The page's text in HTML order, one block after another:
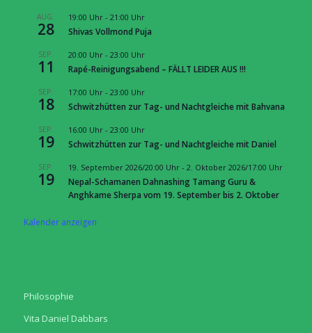
AUG.
28
19:00 Uhr- 21:00 Uhr
Shivas Vollmond Puja
SEP.
11
20:00 Uhr- 23:00 Uhr
Rapé-Reinigungsabend – FÄLLT LEIDER AUS !!!
SEP.
18
17:00 Uhr- 23:00 Uhr
Schwitzhütten zur Tag- und Nachtgleiche mit Bahvana
SEP.
19
16:00 Uhr- 23:00 Uhr
Schwitzhütten zur Tag- und Nachtgleiche mit Daniel
SEP.
19
19. September 2026/20:00 Uhr- 2. Oktober 2026/17:00 Uhr
Nepal-Schamanen Dahnashing Tamang Guru &
Anghkame Sherpa vom 19. September bis 2. Oktober
Kalender anzeigen
Philosophie
Vita Daniel Dabbars